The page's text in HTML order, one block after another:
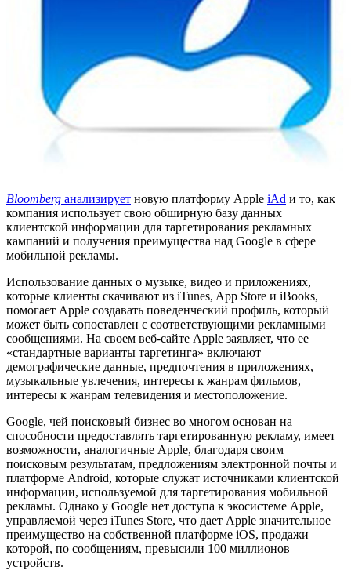
Bloomberg анализирует новую платформу Apple iAd и то, как
компания использует свою обширную базу данных
клиентской информации для таргетирования рекламных
кампаний и получения преимущества над Google в сфере
мобильной рекламы.
Использование данных о музыке, видео и приложениях,
которые клиенты скачивают из iTunes, App Store и iBooks,
помогает Apple создавать поведенческий профиль, который
может быть сопоставлен с соответствующими рекламными
сообщениями. На своем веб-сайте Apple заявляет, что ее
«стандартные варианты таргетинга» включают
демографические данные, предпочтения в приложениях,
музыкальные увлечения, интересы к жанрам фильмов,
интересы к жанрам телевидения и местоположение.
Google, чей поисковый бизнес во многом основан на
способности предоставлять таргетированную рекламу, имеет
возможности, аналогичные Apple, благодаря своим
поисковым результатам, предложениям электронной почты и
платформе Android, которые служат источниками клиентской
информации, используемой для таргетирования мобильной
рекламы. Однако у Google нет доступа к экосистеме Apple,
управляемой через iTunes Store, что дает Apple значительное
преимущество на собственной платформе iOS, продажи
которой, по сообщениям, превысили 100 миллионов
устройств.